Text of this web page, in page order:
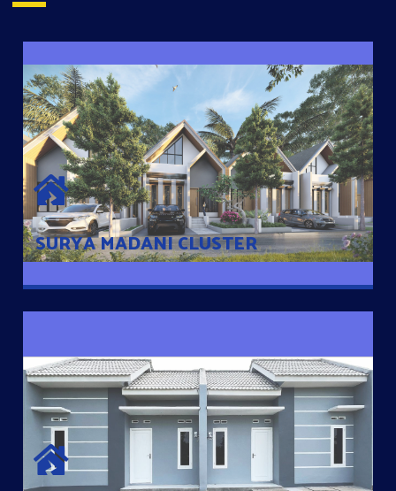
SURYA MADANI CLUSTER
SURYA MADANI CLUSTER
Desain Modern Minimalis dengan Konsep Rumah Pintar
Sehingga Memudahkan Penghuni mengakses rumahnya
dengan Ponsel
SURYA MADANI DUA
Satu-satunya Hunian nyaman dengan harga subsidi hanya 100
jutaan dengan lokasi strategis di Tuban